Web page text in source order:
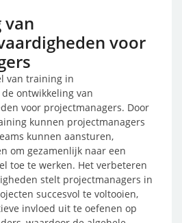
voor
van training in
ontwikkeling van
voor projectmanagers. Door
kunnen projectmanagers
kunnen aansturen,
om gezamenlijk naar een
toe te werken. Het verbeteren
stelt projectmanagers in
succesvol te voltooien,
invloed uit te oefenen op